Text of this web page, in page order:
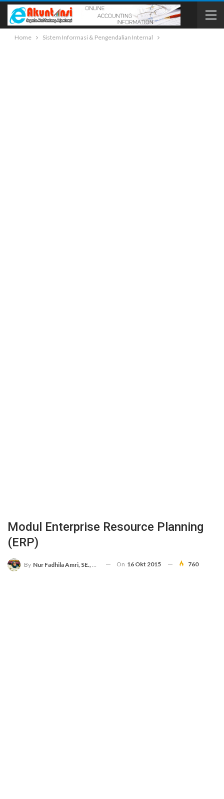
Home Sistem Informasi & Pengendalian Internal
Modul Enterprise Resource Planning
(ERP)
By Nur Fadhila Amri, SE., Ak., M.Si On 16 Okt 2015 760